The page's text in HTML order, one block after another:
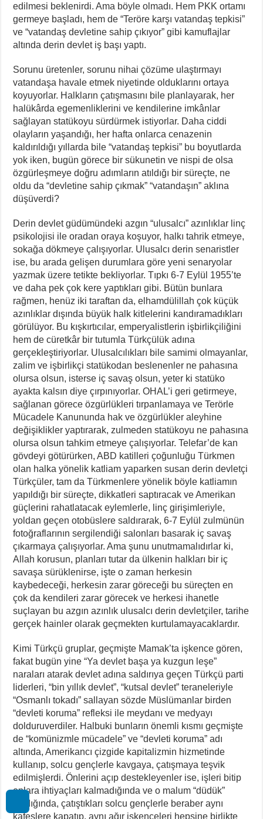
edilmesi beklenirdi. Ama böyle olmadı. Hem PKK ortamı
germeye başladı, hem de “Teröre karşı vatandaş tepkisi”
ve “vatandaş devletine sahip çıkıyor” gibi kamuflajlar
altında derin devlet iş başı yaptı.
Sorunu üretenler, sorunu nihai çözüme ulaştırmayı
vatandaşa havale etmek niyetinde olduklarını ortaya
koyuyorlar. Halkların çatışmasını bile planlayarak, her
halükârda egemenliklerini ve kendilerine imkânlar
sağlayan statükoyu sürdürmek istiyorlar. Daha ciddi
olayların yaşandığı, her hafta onlarca cenazenin
kaldırıldığı yıllarda bile “vatandaş tepkisi” bu boyutlarda
yok iken, bugün görece bir sükunetin ve nispi de olsa
özgürleşmeye doğru adımların atıldığı bir süreçte, ne
oldu da “devletine sahip çıkmak” “vatandaşın” aklına
düşüverdi?
Derin devlet güdümündeki azgın “ulusalcı” azınlıklar linç
psikolojisi ile oradan oraya koşuyor, halkı tahrik etmeye,
sokağa dökmeye çalışıyorlar. Ulusalcı derin senaristler
ise, bu arada gelişen durumlara göre yeni senaryolar
yazmak üzere tetikte bekliyorlar. Tıpkı 6-7 Eylül 1955’te
ve daha pek çok kere yaptıkları gibi. Bütün bunlara
rağmen, henüz iki taraftan da, elhamdülillah çok küçük
azınlıklar dışında büyük halk kitlelerini kandıramadıkları
görülüyor. Bu kışkırtıcılar, emperyalistlerin işbirlikçiliğini
hem de cüretkâr bir tutumla Türkçülük adına
gerçekleştiriyorlar. Ulusalcılıkları bile samimi olmayanlar,
zalim ve işbirlikçi statükodan beslenenler ne pahasına
olursa olsun, isterse iç savaş olsun, yeter ki statüko
ayakta kalsın diye çırpınıyorlar. OHAL’i geri getirmeye,
sağlanan görece özgürlükleri tırpanlamaya ve Terörle
Mücadele Kanununda hak ve özgürlükler aleyhine
değişiklikler yaptırarak, zulmeden statükoyu ne pahasına
olursa olsun tahkim etmeye çalışıyorlar. Telefar’de kan
gövdeyi götürürken, ABD katilleri çoğunluğu Türkmen
olan halka yönelik katliam yaparken susan derin devletçi
Türkçüler, tam da Türkmenlere yönelik böyle katliamın
yapıldığı bir süreçte, dikkatleri saptıracak ve Amerikan
güçlerini rahatlatacak eylemlerle, linç girişimleriyle,
yoldan geçen otobüslere saldırarak, 6-7 Eylül zulmünün
fotoğraflarının sergilendiği salonları basarak iç savaş
çıkarmaya çalışıyorlar. Ama şunu unutmamalıdırlar ki,
Allah korusun, planları tutar da ülkenin halkları bir iç
savaşa sürüklenirse, işte o zaman herkesin
kaybedeceği, herkesin zarar göreceği bu süreçten en
çok da kendileri zarar görecek ve herkesi ihanetle
suçlayan bu azgın azınlık ulusalcı derin devletçiler, tarihe
gerçek hainler olarak geçmekten kurtulamayacaklardır.
Kimi Türkçü gruplar, geçmişte Mamak’ta işkence gören,
fakat bugün yine “Ya devlet başa ya kuzgun leşe”
naraları atarak devlet adına saldırıya geçen Türkçü parti
liderleri, “bin yıllık devlet”, “kutsal devlet” teraneleriyle
“Osmanlı tokadı” sallayan sözde Müslümanlar birden
“devleti koruma” refleksi ile meydanı ve medyayı
dolduruverdiler. Halbuki bunların önemli kısmı geçmişte
de “komünizmle mücadele” ve “devleti koruma” adı
altında, Amerikancı çizgide kapitalizmin hizmetinde
kullanıp, solcu gençlerle kavgaya, çatışmaya teşvik
edilmişlerdi. Önlerini açıp destekleyenler ise, işleri bitip
onlara ihtiyaçları kalmadığında ve o malum “düdük”
çaldığında, çatıştıkları solcu gençlerle beraber aynı
kafeslere kapatıp, aynı ağır işkenceleri hepsine birlikte